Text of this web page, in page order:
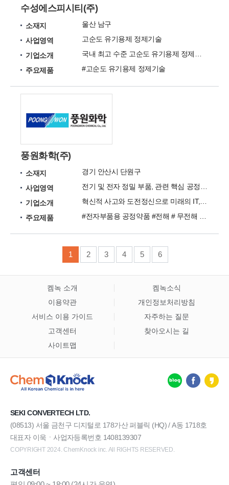
수성에스피시티(주)
소재지
울산 남구
사업영역
고순도 유기용제 정제기술
기업소개
주요제품
#고순도 유기용제 정제기술
풍원화학(주)
소재지
경기 안산시 단원구
사업영역
기업소개
주요제품
1 2 3 4 5 6
켐녹 소개
켐녹소식
이용약관
개인정보처리방침
서비스 이용 가이드
자주하는 질문
고객센터
찾아오시는 길
사이트맵
SEKI CONVERTECH LTD.
(08513) 서울 금천구 디지털로 178가산 퍼블릭 (HQ) / A동 1718호
대표자 이욱ㆍ사업자등록번호 1408139307
COPYRIGHT 2024. ChemKnock inc. All RIGHTS RESERVED.
고객센터